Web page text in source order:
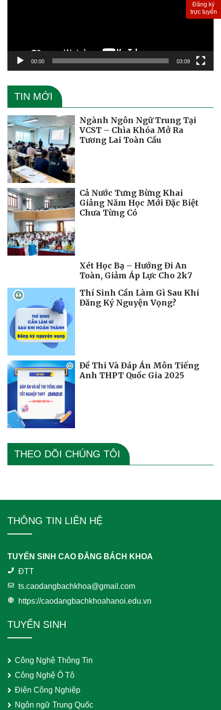
00:00 03:09
TIN MỚI
Ngành Ngôn Ngữ Trung Tại
VCST – Chìa Khóa Mở Ra
Tương Lai Toàn Cầu
Cả Nước Tưng Bừng Khai
Giảng Năm Học Mới Đặc Biệt
Chưa Từng Có
Xét Học Bạ – Hướng Đi An
Toàn, Giảm Áp Lực Cho 2k7
Thí Sinh Cần Làm Gì Sau Khi
Đăng Ký Nguyện Vọng?
Đề Thi Và Đáp Án Môn Tiếng
Anh THPT Quốc Gia 2025
THEO DÕI CHÚNG TÔI
THÔNG TIN LIÊN HỆ
TUYỂN SINH CAO ĐẲNG BÁCH KHOA
ĐTT
ts.caodangbachkhoa@gmail.com
https://caodangbachkhoahanoi.edu.vn
TUYỂN SINH
Công Nghệ Thông Tin
Công Nghệ Ô Tô
Điện Công Nghiệp
Ngôn ngữ Trung Quốc
Đăng ký
trực tuyến